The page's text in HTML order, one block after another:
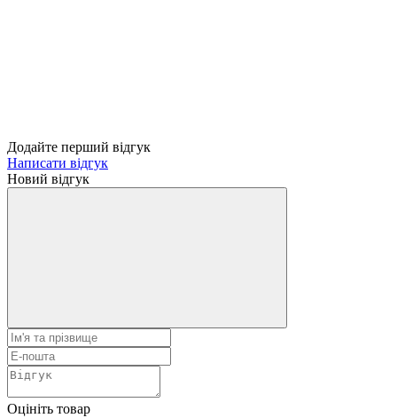
Додайте перший відгук
Написати відгук
Новий відгук
Оцініть товар